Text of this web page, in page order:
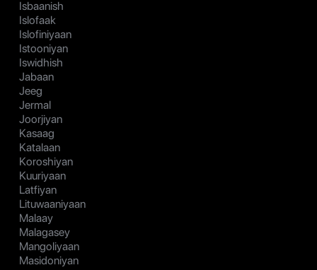
Isbaanish
Islofaak
Islofiniyaan
Istooniyan
Iswidhish
Jabaan
Jeeg
Jermal
Joorjiyan
Kasaag
Katalaan
Koroshiyan
Kuuriyaan
Latfiyan
Lituwaaniyaan
Malaay
Malagasey
Mangoliyaan
Masidoniyan